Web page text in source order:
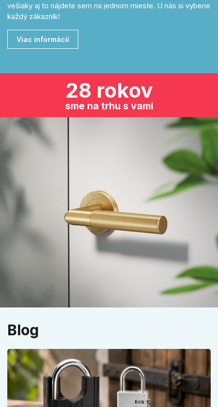
vešiaky aj to nájdete sem na jednom mieste. U nás si vyberie
každý zákazník!
Viac informácií
28 rokov
sme na trhu s vami
Blog